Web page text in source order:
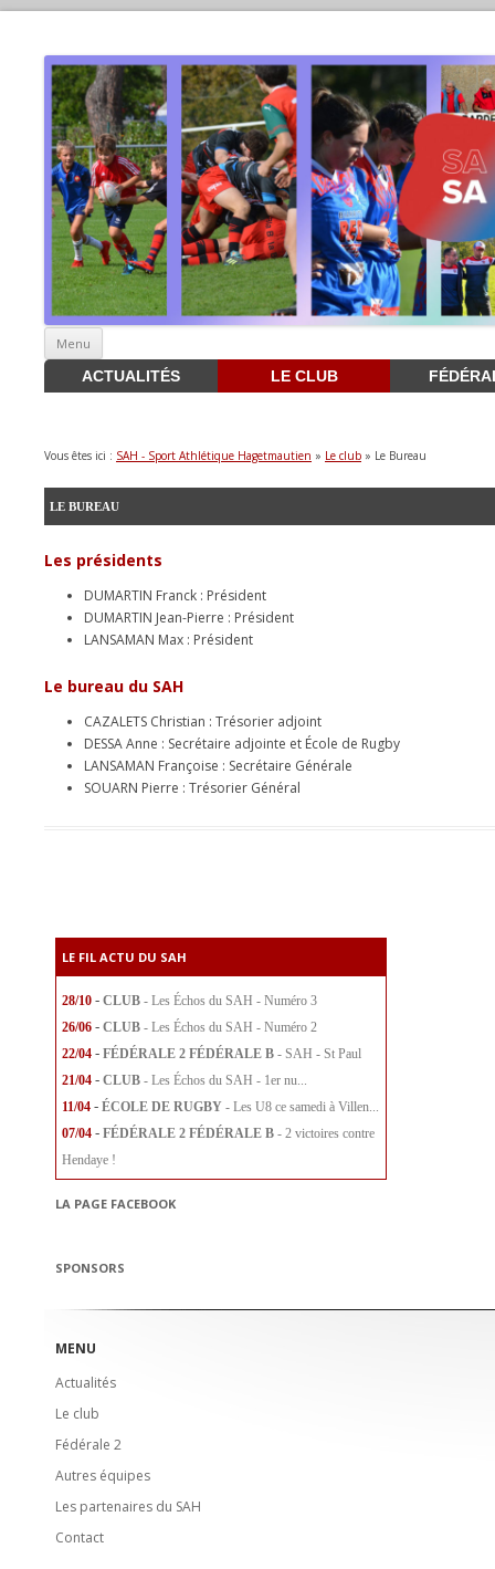
Menu
contenu
ACTUALITÉS LE CLUB
Vous êtes ici : SAH - Sport Athlétique Hagetmautien » Le club » Le Bureau
LE BUREAU
Les présidents
DUMARTIN Franck : Président
DUMARTIN Jean-Pierre : Président
LANSAMAN Max : Président
Le bureau du SAH
CAZALETS Christian : Trésorier adjoint
DESSA Anne : Secrétaire adjointe et École de Rugby
LANSAMAN Françoise : Secrétaire Générale
SOUARN Pierre : Trésorier Général
LE FIL ACTU DU SAH
28/10 - CLUB - Les Échos du SAH - Numéro 3
26/06 - CLUB - Les Échos du SAH - Numéro 2
22/04 - FÉDÉRALE 2 FÉDÉRALE B - SAH - St Paul
21/04 - CLUB - Les Échos du SAH - 1er nu...
11/04 - ÉCOLE DE RUGBY - Les U8 ce samedi à Villen...
07/04 - FÉDÉRALE 2 FÉDÉRALE B - 2 victoires contre
Hendaye !
LA PAGE FACEBOOK
SPONSORS
MENU
Actualités
Le club
Fédérale 2
Autres équipes
Les partenaires du SAH
Contact